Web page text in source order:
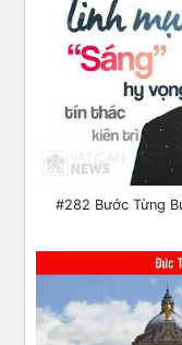
#282 Bước Từng